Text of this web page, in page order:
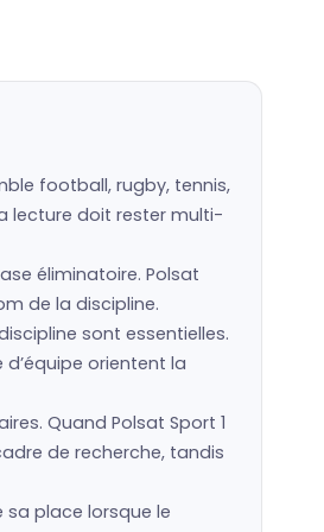
football, rugby, tennis,
lecture doit rester multi-
éliminatoire. Polsat
de la discipline.
sont essentielles.
orientent la
Quand Polsat Sport 1
de recherche, tandis
place lorsque le